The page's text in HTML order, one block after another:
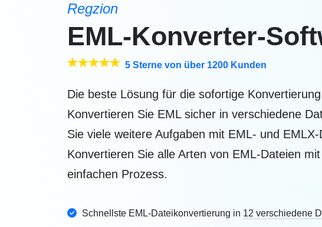
Regzion
EML-Konverter-
5 Sterne von über 1200 Kunden
Die beste Lösung für die sofortige
Konvertieren Sie EML sicher in verschiedene
Sie viele weitere Aufgaben mit EML- und EMLX-
Konvertieren Sie alle Arten von EML-Dateien
einfachen Prozess.
Schnellste EML-Dateikonvertierung in 12 verschiedene